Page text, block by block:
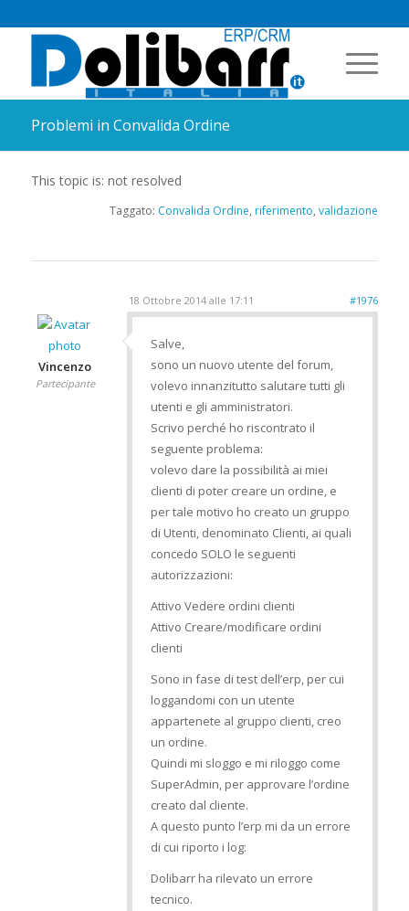
Problemi in Convalida Ordine
This topic is: not resolved
Taggato: Convalida Ordine, riferimento,validazione
18 Ottobre 2014 alle 17:11 #1976
Vincenzo
Partecipante
Salve,
sono un nuovo utente del forum,
volevo innanzitutto salutare tutti gli
utenti e gli amministratori.
Scrivo perché ho riscontrato il
seguente problema:
volevo dare la possibilità ai miei
clienti di poter creare un ordine, e
per tale motivo ho creato un gruppo
di Utenti, denominato Clienti, ai quali
concedo SOLO le seguenti
autorizzazioni:
Attivo Vedere ordini clienti
Attivo Creare/modificare ordini
clienti
Sono in fase di test dell’erp, per cui
loggandomi con un utente
appartenete al gruppo clienti, creo
un ordine.
Quindi mi sloggo e mi riloggo come
SuperAdmin, per approvare l’ordine
creato dal cliente.
A questo punto l’erp mi da un errore
di cui riporto i log:
Dolibarr ha rilevato un errore
tecnico.